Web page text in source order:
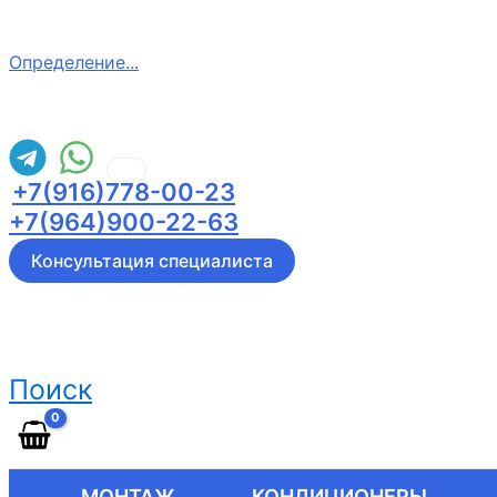
Определение...
+7(916)778-00-23
+7(964)900-22-63
Консультация специалиста
Поиск